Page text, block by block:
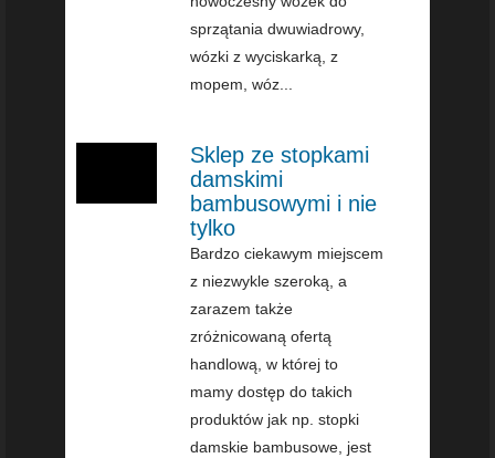
sprzątania dwuwiadrowy,
wózki z wyciskarką, z
mopem, wóz...
Sklep ze stopkami
damskimi
bambusowymi i nie
tylko
Bardzo ciekawym miejscem
z niezwykle szeroką, a
zarazem także
zróżnicowaną ofertą
handlową, w której to
mamy dostęp do takich
produktów jak np. stopki
damskie bambusowe, jest